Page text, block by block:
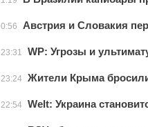
0:56 Австрия и Словакия
23:31 WP: Угрозы и
23:24 Жители Крыма
22:54 Welt: Украина